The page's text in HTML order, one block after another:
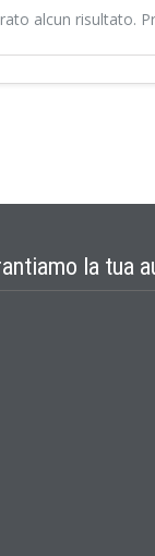
alcun risultato.
la tua